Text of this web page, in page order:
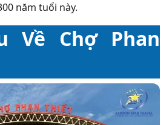
năm tuổi này.
Về Chợ Phan